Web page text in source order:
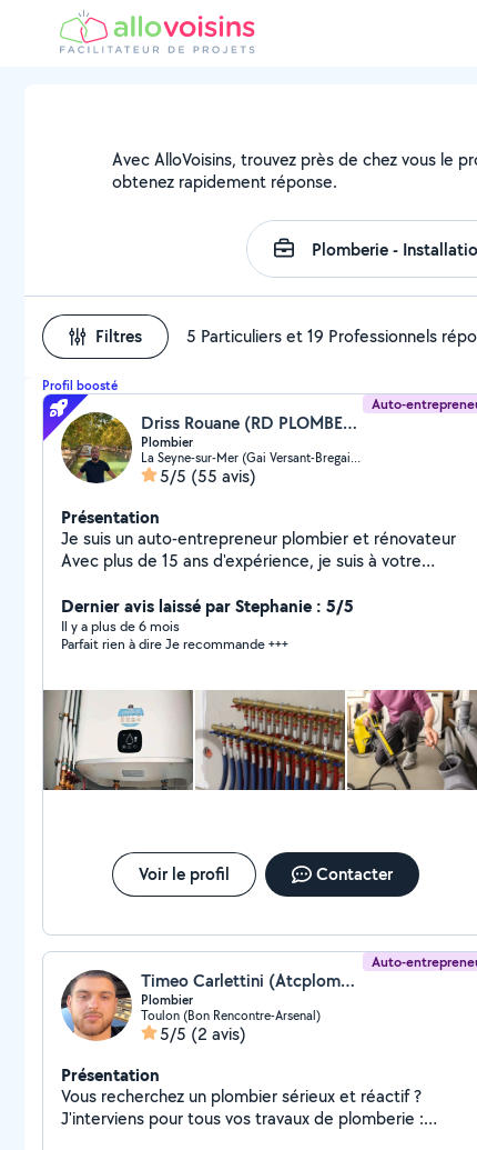
Avec AlloVoisins, trouvez près de chez vous le
obtenez rapidement réponse.
Filtres 5 Particuliers et 19 Professionnels
Profil boosté
Auto-
Driss Rouane (RD PLOMBERIE & RÉNOV)
Plombier
La Seyne-sur-Mer (Gai Versant-Bregaillon)
5/5 (55 avis)
Présentation
Je suis un auto-entrepreneur plombier et rénovateur
Avec plus de 15 ans d'expérience, je suis à votre
et dépannage. Mes services : Recherche et réparation
de fuites. Débouchage de canalisations. Installation de
sanitaires, chauffe-eau, et robinetterie. Rénovation
travail de qualité, soigné et à des tarifs compétitifs.
Contactez-moi pour un devis gratuit. Disponible 7/7
JOURS FÉRIÉS
Dernier avis laissé par Stephanie : 5/5
Il y a plus de 6 mois
Parfait rien à dire Je recommande +++
Voir le profil Contacter
Auto-
Timeo Carlettini (Atcplomberie)
Plombier
Toulon (Bon Rencontre-Arsenal)
5/5 (2 avis)
Présentation
Vous recherchez un plombier sérieux et réactif ?
J'interviens pour tous vos travaux de plomberie :